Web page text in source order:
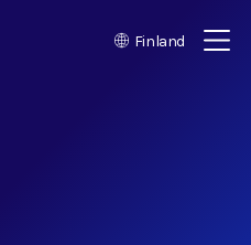
Finland